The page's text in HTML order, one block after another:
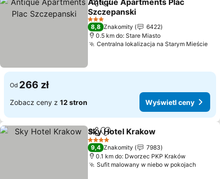
Udostępnij
Dodaj do ulubionych
Antique Apartments Plac
Szczepanski
3 Kategoria
8,8 Znakomity
6422
0.5 km do: Stare Miasto
Centralna lokalizacja na Starym Mieście
Od 266 zł
Zobacz ceny z 12 stron Wyświetl ceny
Udostępnij
Dodaj do ulubionych
Sky Hotel Krakow
4 Kategoria
9,4 Znakomity
7983
0.1 km do: Dworzec PKP Kraków
Sufit malowany w niebo w pokojach